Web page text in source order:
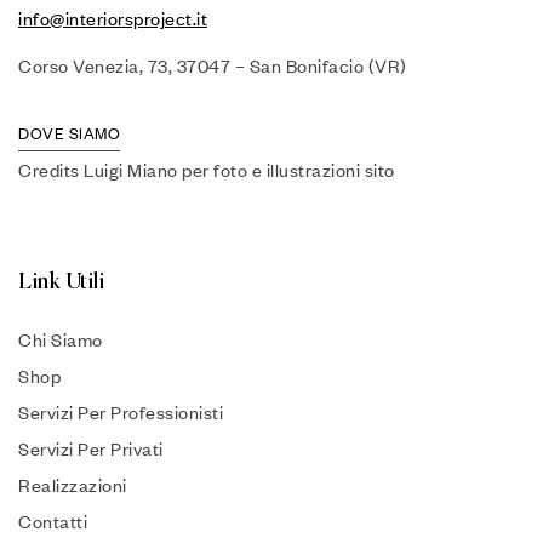
info@interiorsproject.it
Corso Venezia, 73, 37047 – San Bonifacio (VR)
DOVE SIAMO
Credits Luigi Miano per foto e illustrazioni sito
Link Utili
Chi Siamo
Shop
Servizi Per Professionisti
Servizi Per Privati
Realizzazioni
Contatti